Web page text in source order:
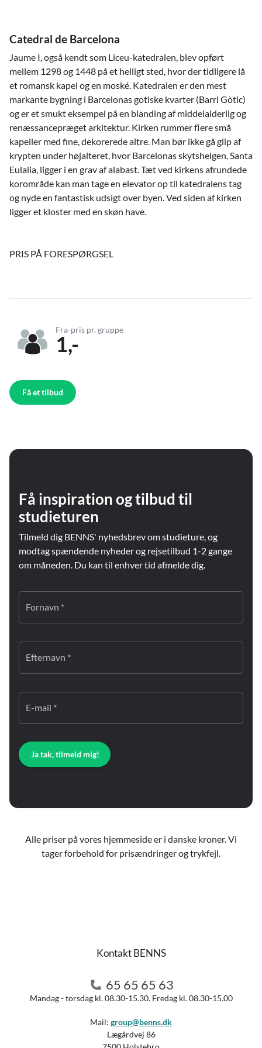
Catedral de Barcelona
Jaume I, også kendt som Liceu-katedralen, blev opført
mellem 1298 og 1448 på et helligt sted, hvor der tidligere lå
et romansk kapel og en moské. Katedralen er den mest
markante bygning i Barcelonas gotiske kvarter (Barri Gòtic)
og er et smukt eksempel på en blanding af middelalderlig og
renæssancepræget arkitektur. Kirken rummer flere små
kapeller med fine, dekorerede altre. Man bør ikke gå glip af
krypten under højalteret, hvor Barcelonas skytshelgen, Santa
Eulalia, ligger i en grav af alabast. Tæt ved kirkens afrundede
korområde kan man tage en elevator op til katedralens tag
og nyde en fantastisk udsigt over byen. Ved siden af kirken
ligger et kloster med en skøn have.
PRIS PÅ FORESPØRGSEL
Fra-pris pr. gruppe
1,-
Få et tilbud
Få inspiration og tilbud til
studieturen
Tilmeld dig BENNS' nyhedsbrev om studieture, og
modtag spændende nyheder og rejsetilbud 1-2 gange
om måneden. Du kan til enhver tid afmelde dig.
Fornavn *
Efternavn *
E-mail *
Ja tak, tilmeld mig!
Alle priser på vores hjemmeside er i danske kroner. Vi
tager forbehold for prisændringer og trykfejl.
Kontakt BENNS
65 65 65 63
Mandag - torsdag kl. 08.30-15.30. Fredag kl. 08.30-15.00
Mail: group@benns.dk
Lægårdvej 86